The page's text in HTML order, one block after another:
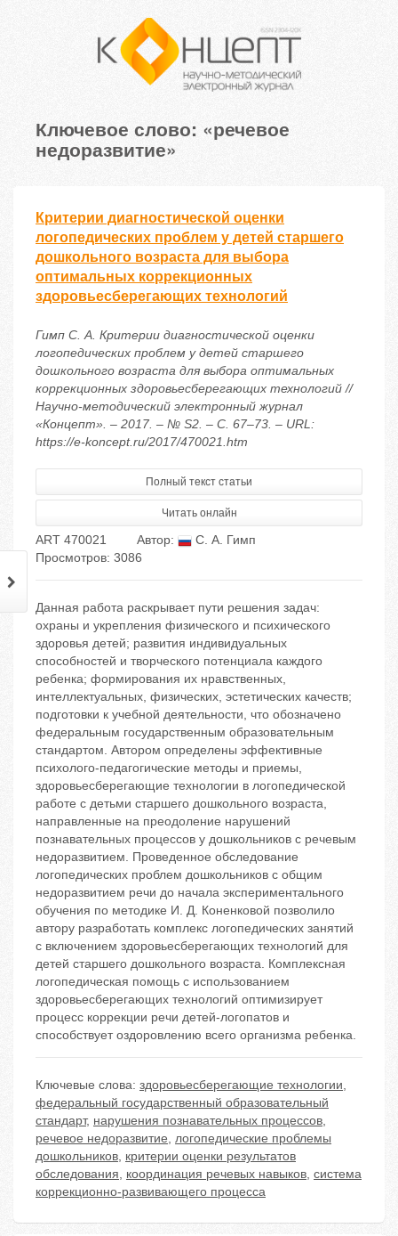
Ключевое слово: «речевое
недоразвитие»
Критерии диагностической оценки
логопедических проблем у детей старшего
дошкольного возраста для выбора
оптимальных коррекционных
здоровьесберегающих технологий
Гимп С. А. Критерии диагностической оценки
логопедических проблем у детей старшего
дошкольного возраста для выбора оптимальных
коррекционных здоровьесберегающих технологий //
Научно-методический электронный журнал
«Концепт». – 2017. – № S2. – С. 67–73. – URL:
https://e-koncept.ru/2017/470021.htm
Полный текст статьи
Читать онлайн
ART 470021 Автор:
С. А. Гимп
Просмотров: 3086
Данная работа раскрывает пути решения задач:
охраны и укрепления физического и психического
здоровья детей; развития индивидуальных
способностей и творческого потенциала каждого
ребенка; формирования их нравственных,
интеллектуальных, физических, эстетических качеств;
подготовки к учебной деятельности, что обозначено
федеральным государственным образовательным
стандартом. Автором определены эффективные
психолого-педагогические методы и приемы,
здоровьесберегающие технологии в логопедической
работе с детьми старшего дошкольного возраста,
направленные на преодоление нарушений
познавательных процессов у дошкольников с речевым
недоразвитием. Проведенное обследование
логопедических проблем дошкольников с общим
недоразвитием речи до начала экспериментального
обучения по методике И. Д. Коненковой позволило
автору разработать комплекс логопедических занятий
с включением здоровьесберегающих технологий для
детей старшего дошкольного возраста. Комплексная
логопедическая помощь с использованием
здоровьесберегающих технологий оптимизирует
процесс коррекции речи детей-логопатов и
способствует оздоровлению всего организма ребенка.
Ключевые слова: здоровьесберегающие технологии,
федеральный государственный образовательный
стандарт, нарушения познавательных процессов,
речевое недоразвитие, логопедические проблемы
дошкольников, критерии оценки результатов
обследования, координация речевых навыков, система
коррекционно-развивающего процесса